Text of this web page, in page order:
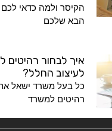
הקיסר ולמה כדאי
הבא שלכם
איך לבחור
לעיצוב החלל?
כל בעל משרד ישאל
רהיטים למשרד